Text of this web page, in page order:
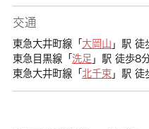
交通
東急大井町線「 大岡山 」駅 徒
東急目黒線「 洗足 」駅 徒歩8
東急大井町線「 北千束」駅 徒